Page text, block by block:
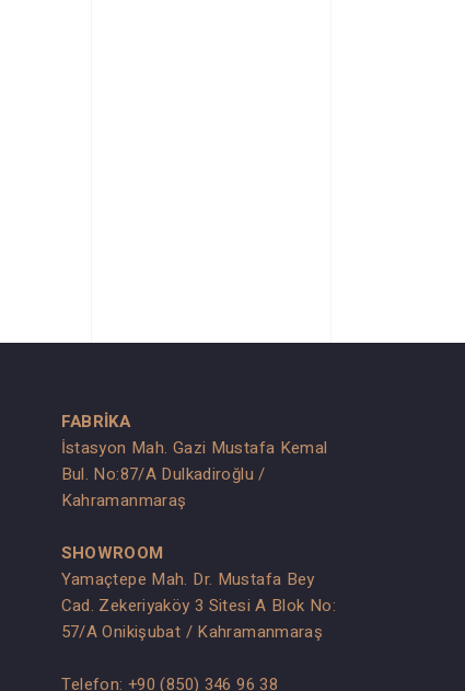
FABRİKA
İstasyon Mah. Gazi Mustafa Kemal
Bul. No:87/A Dulkadiroğlu /
Kahramanmaraş
SHOWROOM
Yamaçtepe Mah. Dr. Mustafa Bey
Cad. Zekeriyaköy 3 Sitesi A Blok No:
57/A Onikişubat / Kahramanmaraş
Telefon: +90 (850) 346 96 38